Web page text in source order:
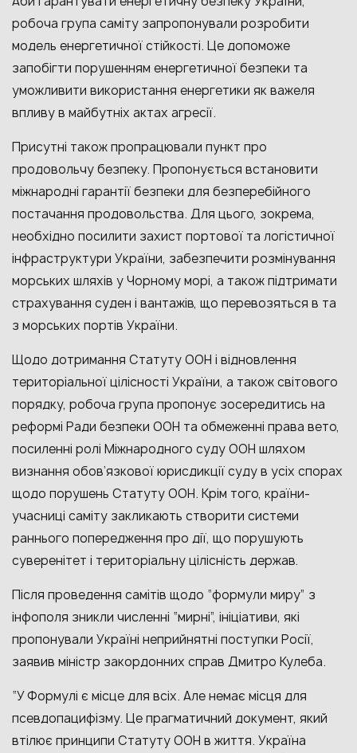
робоча група саміту запропонували розробити
модель енергетичної стійкості. Це допоможе
запобігти порушенням енергетичної безпеки та
уможливити використання енергетики як важеля
впливу в майбутніх актах агресії.
Присутні також пропрацювали пункт про
продовольчу безпеку. Пропонується встановити
міжнародні гарантії безпеки для безперебійного
постачання продовольства. Для цього, зокрема,
необхідно посилити захист портової та логістичної
інфраструктури України, забезпечити розмінування
морських шляхів у Чорному морі, а також підтримати
страхування суден і вантажів, що перевозяться в та
з морських портів України.
Щодо дотримання Статуту ООН і відновлення
територіальної цілісності України, а також світового
порядку, робоча група пропонує зосередитись на
реформі Ради безпеки ООН та обмеженні права вето,
посиленні ролі Міжнародного суду ООН шляхом
визнання обов’язкової юрисдикції суду в усіх спорах
щодо порушень Статуту ООН. Крім того, країни-
учасниці саміту закликають створити системи
раннього попередження про дії, що порушують
суверенітет і територіальну цілісність держав.
Після проведення самітів щодо “формули миру” з
інфополя зникли численні “мирні”, ініціативи, які
пропонували Україні неприйнятні поступки Росії,
заявив міністр закордонних справ Дмитро Кулеба.
“У Формулі є місце для всіх. Але немає місця для
псевдопацифізму. Це прагматичний документ, який
втілює принципи Статуту ООН в життя. Україна